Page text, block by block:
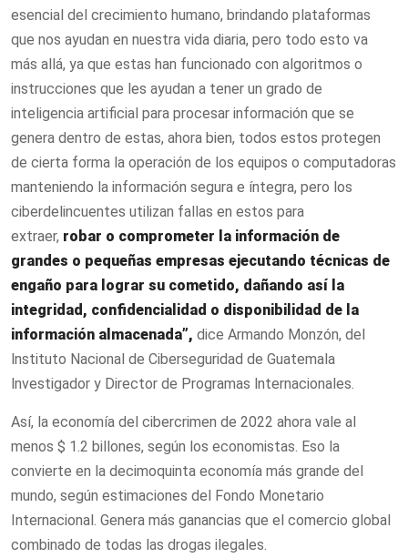
esencial del crecimiento humano, brindando plataformas
que nos ayudan en nuestra vida diaria, pero todo esto va
más allá, ya que estas han funcionado con algoritmos o
instrucciones que les ayudan a tener un grado de
inteligencia artificial para procesar información que se
genera dentro de estas, ahora bien, todos estos protegen
de cierta forma la operación de los equipos o computadoras
manteniendo la información segura e íntegra, pero los
ciberdelincuentes utilizan fallas en estos para
extraer, robar o comprometer la información de
grandes o pequeñas empresas ejecutando técnicas de
engaño para lograr su cometido, dañando así la
integridad, confidencialidad o disponibilidad de la
información almacenada”, dice Armando Monzón, del
lnstituto Nacional de Ciberseguridad de Guatemala
lnvestigador y Director de Programas lnternacionales.
Así, la economía del cibercrimen de 2022 ahora vale al
menos $ 1.2 billones, según los economistas. Eso la
convierte en la decimoquinta economía más grande del
mundo, según estimaciones del Fondo Monetario
Internacional. Genera más ganancias que el comercio global
combinado de todas las drogas ilegales.